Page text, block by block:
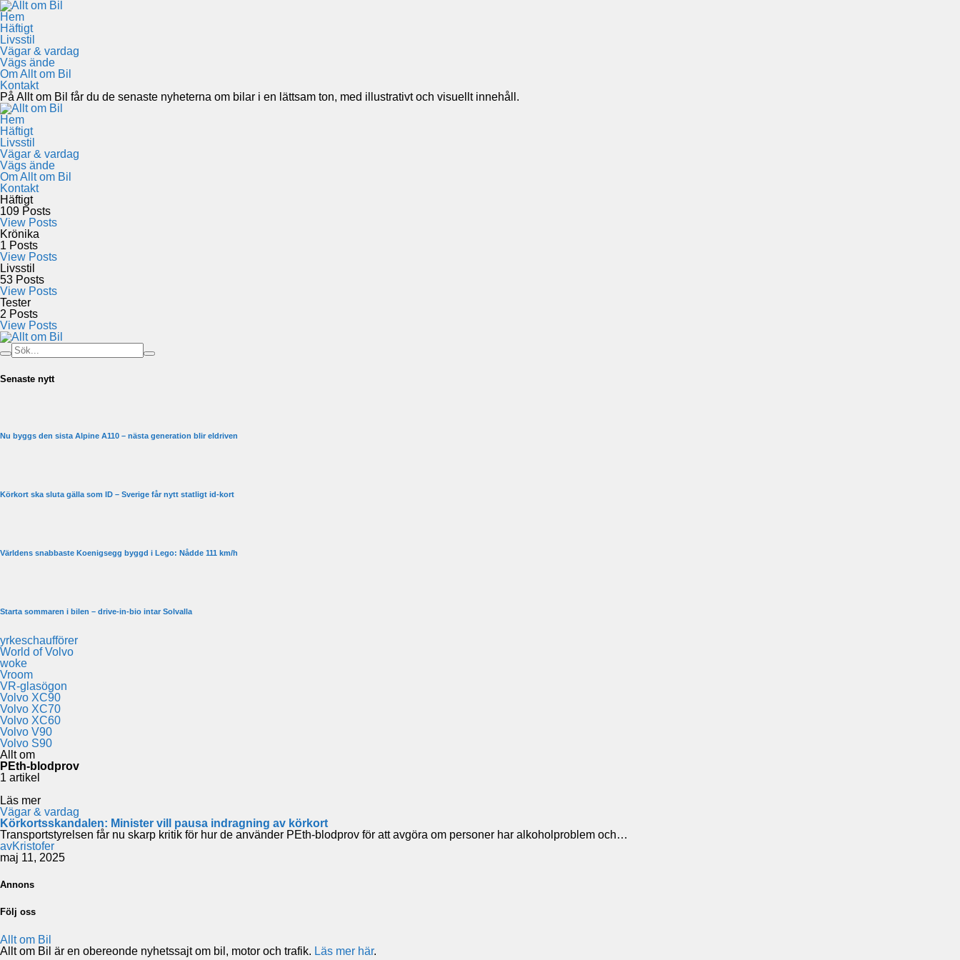
Hem
Häftigt
Livsstil
Vägar & vardag
Vägs ände
Om Allt om Bil
Kontakt
På Allt om Bil får du de senaste nyheterna om bilar i en lättsam ton, med illustrativt och visuellt innehåll.
Hem
Häftigt
Livsstil
Vägar & vardag
Vägs ände
Om Allt om Bil
Kontakt
Häftigt
109 Posts
View Posts
Krönika
1 Posts
View Posts
Livsstil
53 Posts
View Posts
Tester
2 Posts
View Posts
Senaste nytt
Nu byggs den sista Alpine A110 – nästa generation blir eldriven
Körkort ska sluta gälla som ID – Sverige får nytt statligt id-kort
Världens snabbaste Koenigsegg byggd i Lego: Nådde 111 km/h
Starta sommaren i bilen – drive-in-bio intar Solvalla
yrkeschaufförer
World of Volvo
woke
Vroom
VR-glasögon
Volvo XC90
Volvo XC70
Volvo XC60
Volvo V90
Volvo S90
Allt om
PEth-blodprov
1 artikel
Läs mer
Vägar & vardag
Körkortsskandalen: Minister vill pausa indragning av körkort
Transportstyrelsen får nu skarp kritik för hur de använder PEth-blodprov för att avgöra om personer har alkoholproblem och…
avKristofer
maj 11, 2025
Annons
Följ oss
Allt om Bil
Allt om Bil är en obereonde nyhetssajt om bil, motor och trafik. Läs mer här.